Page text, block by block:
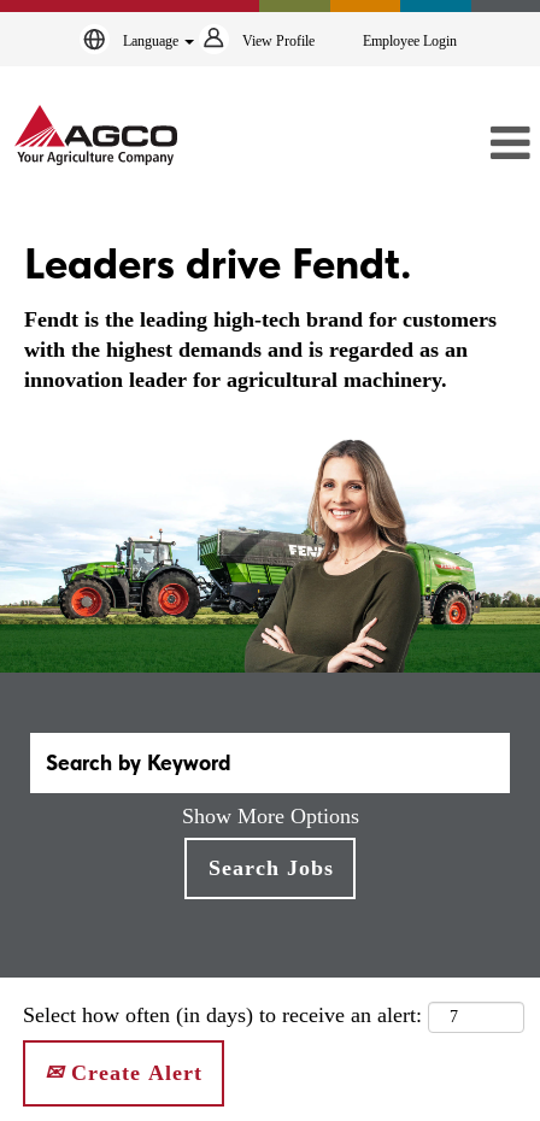
Language View Profile Employee Login
Leaders drive Fendt.
Fendt is the leading high-tech brand for customers
with the highest demands and is regarded as an
innovation leader for agricultural machinery.
Show More Options
Select how often (in days) to receive an alert:
Create Alert